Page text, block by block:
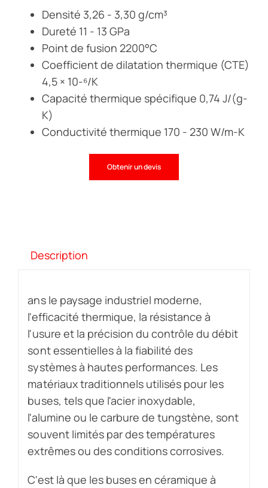
Densité 3,26 - 3,30 g/cm³
Dureté 11 - 13 GPa
Point de fusion 2200°C
Coefficient de dilatation thermique (CTE)
4,5 × 10-⁶/K
Capacité thermique spécifique 0,74 J/(g-
K)
Conductivité thermique 170 - 230 W/m-K
Obtenir un devis
Description
ans le paysage industriel moderne,
l'efficacité thermique, la résistance à
l'usure et la précision du contrôle du débit
sont essentielles à la fiabilité des
systèmes à hautes performances. Les
matériaux traditionnels utilisés pour les
buses, tels que l'acier inoxydable,
l'alumine ou le carbure de tungstène, sont
souvent limités par des températures
extrêmes ou des conditions corrosives.
C'est là que les buses en céramique à